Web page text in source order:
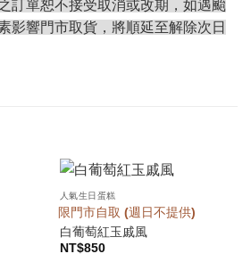
訂單恕不接受取消或改期，如遇颱
影響門市取貨，將順延至解除次日
人氣生日蛋糕
限門市自取 (週日不提供)
白葡萄紅玉戚風
NT$850